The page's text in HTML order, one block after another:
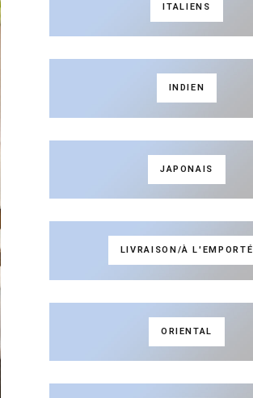
ITALIENS
INDIEN
JAPONAIS
LIVRAISON/À L'EMPORTÉ
ORIENTAL